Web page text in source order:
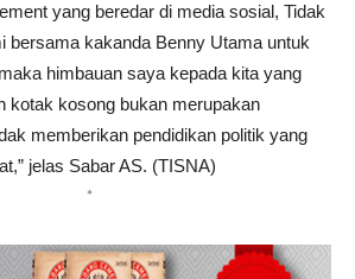
yang beredar di media sosial, Tidak
bersama kakanda Benny Utama untuk
himbauan saya kepada kita yang
kotak kosong bukan merupakan
memberikan pendidikan politik yang
jelas Sabar AS. (TISNA)
*